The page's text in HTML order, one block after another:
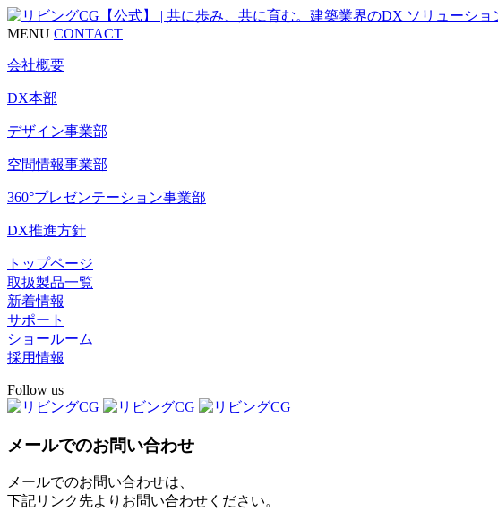
MENU CONTACT
会社概要
DX本部
デザイン事業部
空間情報事業部
360°プレゼンテーション事業部
DX推進方針
トップページ
取扱製品一覧
新着情報
サポート
ショールーム
採用情報
Follow us
メールでのお問い合わせ
メールでのお問い合わせは、
下記リンク先よりお問い合わせください。